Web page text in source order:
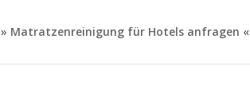
» Matratzenreinigung für Hotels anfragen «